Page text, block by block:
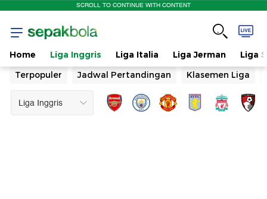
SCROLL TO CONTINUE WITH CONTENT
Home Liga Inggris Liga Italia Liga Jerman
Liga
Terpopuler
Jadwal Pertandingan Klasemen Liga